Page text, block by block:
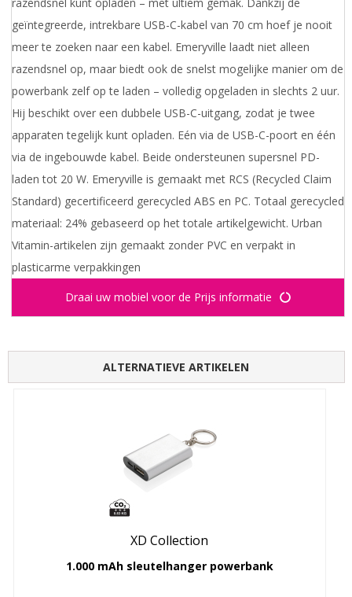
razendsnel kunt opladen – met ultiem gemak. Dankzij de
geïntegreerde, intrekbare USB-C-kabel van 70 cm hoef je nooit
meer te zoeken naar een kabel. Emeryville laadt niet alleen
razendsnel op, maar biedt ook de snelst mogelijke manier om de
powerbank zelf op te laden – volledig opgeladen in slechts 2 uur.
Hij beschikt over een dubbele USB-C-uitgang, zodat je twee
apparaten tegelijk kunt opladen. Eén via de USB-C-poort en één
via de ingebouwde kabel. Beide ondersteunen supersnel PD-
laden tot 20 W. Emeryville is gemaakt met RCS (Recycled Claim
Standard) gecertificeerd gerecycled ABS en PC. Totaal gerecycled
materiaal: 24% gebaseerd op het totale artikelgewicht. Urban
Vitamin-artikelen zijn gemaakt zonder PVC en verpakt in
plasticarme verpakkingen
Draai uw mobiel voor de Prijs informatie
ALTERNATIEVE ARTIKELEN
XD Collection
1.000 mAh sleutelhanger powerbank